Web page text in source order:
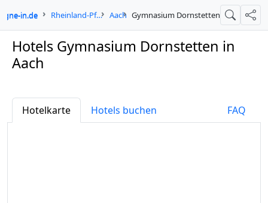
in.de Rheinland-Pfalz Aach Gymnasium Dornstetten Suche
Hotels Gymnasium Dornstetten in
Aach
Hotelkarte Hotels buchen FAQ